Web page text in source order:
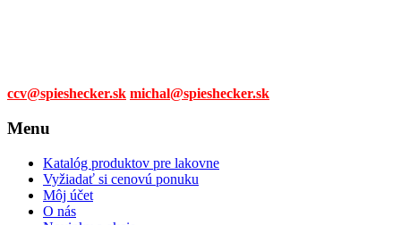
ccv@spieshecker.sk michal@spieshecker.sk
Menu
Katalóg produktov pre lakovne
Vyžiadať si cenovú ponuku
Môj účet
O nás